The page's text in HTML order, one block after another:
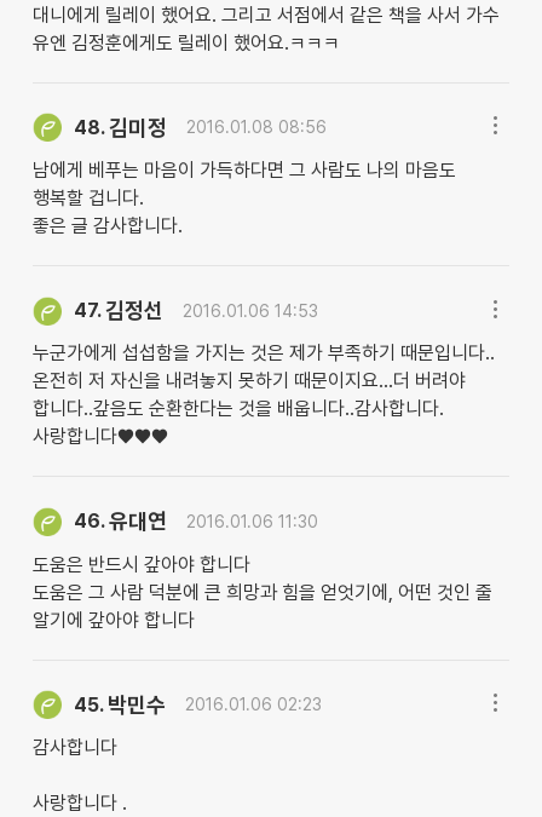
대니에게 릴레이 했어요. 그리고 서점에서 같은 책을 사서 가수
유엔 김정훈에게도 릴레이 했어요.ㅋㅋㅋ
48.김미정 2016.01.08 08:56
남에게 베푸는 마음이 가득하다면 그 사람도 나의 마음도
행복할 겁니다.
좋은 글 감사합니다.
47.김정선 2016.01.06 14:53
누군가에게 섭섭함을 가지는 것은 제가 부족하기 때문입니다..
온전히 저 자신을 내려놓지 못하기 때문이지요...더 버려야
합니다..갚음도 순환한다는 것을 배웁니다..감사합니다.
사랑합니다♥♥♥
46.유대연 2016.01.06 11:30
도움은 반드시 갚아야 합니다
도움은 그 사람 덕분에 큰 희망과 힘을 얻엇기에, 어떤 것인 줄
알기에 갚아야 합니다
45. 박민수 2016.01.06 02:23
감사합니다
사랑합니다 .